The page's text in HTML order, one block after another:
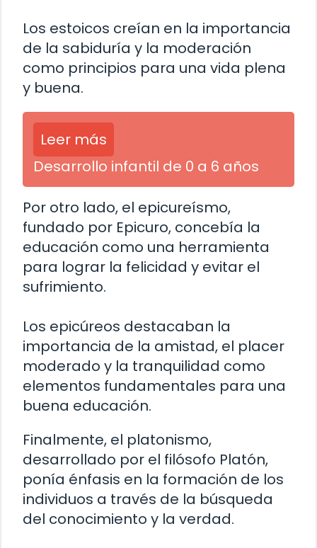
Los estoicos creían en la importancia
de la sabiduría y la moderación
como principios para una vida plena
y buena.
Leer más
Desarrollo infantil de 0 a 6 años
Por otro lado, el epicureísmo,
fundado por Epicuro, concebía la
educación como una herramienta
para lograr la felicidad y evitar el
sufrimiento.
Los epicúreos destacaban la
importancia de la amistad, el placer
moderado y la tranquilidad como
elementos fundamentales para una
buena educación.
Finalmente, el platonismo,
desarrollado por el filósofo Platón,
ponía énfasis en la formación de los
individuos a través de la búsqueda
del conocimiento y la verdad.